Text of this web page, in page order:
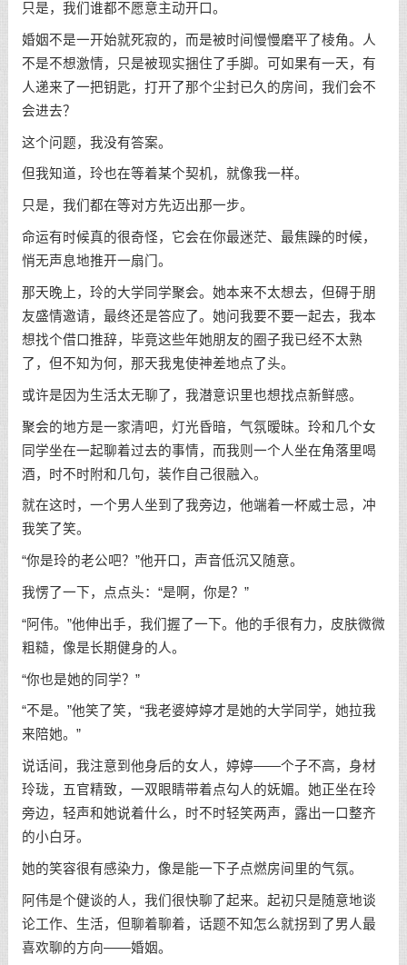
只是，我们谁都不愿意主动开口。
婚姻不是一开始就死寂的，而是被时间慢慢磨平了棱角。人
不是不想激情，只是被现实捆住了手脚。可如果有一天，有
人递来了一把钥匙，打开了那个尘封已久的房间，我们会不
会进去？
这个问题，我没有答案。
但我知道，玲也在等着某个契机，就像我一样。
只是，我们都在等对方先迈出那一步。
命运有时候真的很奇怪，它会在你最迷茫、最焦躁的时候，
悄无声息地推开一扇门。
那天晚上，玲的大学同学聚会。她本来不太想去，但碍于朋
友盛情邀请，最终还是答应了。她问我要不要一起去，我本
想找个借口推辞，毕竟这些年她朋友的圈子我已经不太熟
了，但不知为何，那天我鬼使神差地点了头。
或许是因为生活太无聊了，我潜意识里也想找点新鲜感。
聚会的地方是一家清吧，灯光昏暗，气氛暧昧。玲和几个女
同学坐在一起聊着过去的事情，而我则一个人坐在角落里喝
酒，时不时附和几句，装作自己很融入。
就在这时，一个男人坐到了我旁边，他端着一杯威士忌，冲
我笑了笑。
“你是玲的老公吧？”他开口，声音低沉又随意。
我愣了一下，点点头：“是啊，你是？”
“阿伟。”他伸出手，我们握了一下。他的手很有力，皮肤微微
粗糙，像是长期健身的人。
“你也是她的同学？”
“不是。”他笑了笑，“我老婆婷婷才是她的大学同学，她拉我
来陪她。”
说话间，我注意到他身后的女人，婷婷——个子不高，身材
玲珑，五官精致，一双眼睛带着点勾人的妩媚。她正坐在玲
旁边，轻声和她说着什么，时不时轻笑两声，露出一口整齐
的小白牙。
她的笑容很有感染力，像是能一下子点燃房间里的气氛。
阿伟是个健谈的人，我们很快聊了起来。起初只是随意地谈
论工作、生活，但聊着聊着，话题不知怎么就拐到了男人最
喜欢聊的方向——婚姻。